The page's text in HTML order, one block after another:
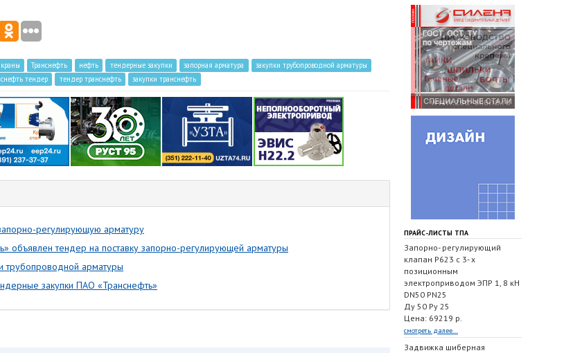
Транснефть нефть тендерные закупки запорная арматура
закупки трубопроводной арматуры
тендер тендер транснефть закупки транснефть
регулирующую арматуру
объявлен тендер на поставку запорно-регулирующей арматуры
трубопроводной арматуры
закупки ПАО «Транснефть»
ПРАЙС-ЛИСТЫ ТПА
Запорно- регулирующий
клапан Р623 с 3- х
позиционным
электроприводом ЭПР 1, 8 кН
DN50 PN25
Ду 50 Ру 25
Цена: 69219 р.
смотреть далее...
Задвижка шиберная